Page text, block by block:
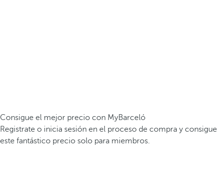
Consigue el mejor precio con MyBarceló
Registrate o inicia sesión en el proceso de compra y consigue
este fantástico precio solo para miembros.